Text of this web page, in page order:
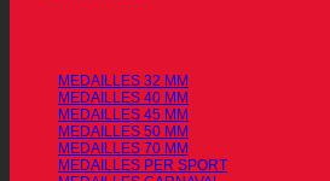
MEDAILLES 32 MM
MEDAILLES 40 MM
MEDAILLES 45 MM
MEDAILLES 50 MM
MEDAILLES 70 MM
MEDAILLES PER SPORT